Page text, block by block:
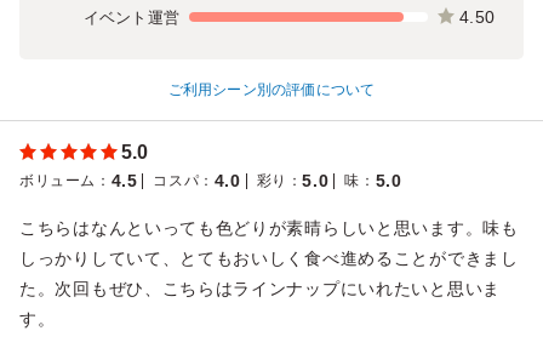
イベント運営 4.50
ご利用シーン別の評価について
5.0
ボリューム ： 4.5 コスパ ： 4.0 彩り ：5.0 味 ： 5.0
こちらはなんといっても色どりが素晴らしいと思います。味も
しっかりしていて、とてもおいしく食べ進めることができまし
た。次回もぜひ、こちらはラインナップにいれたいと思いま
す。